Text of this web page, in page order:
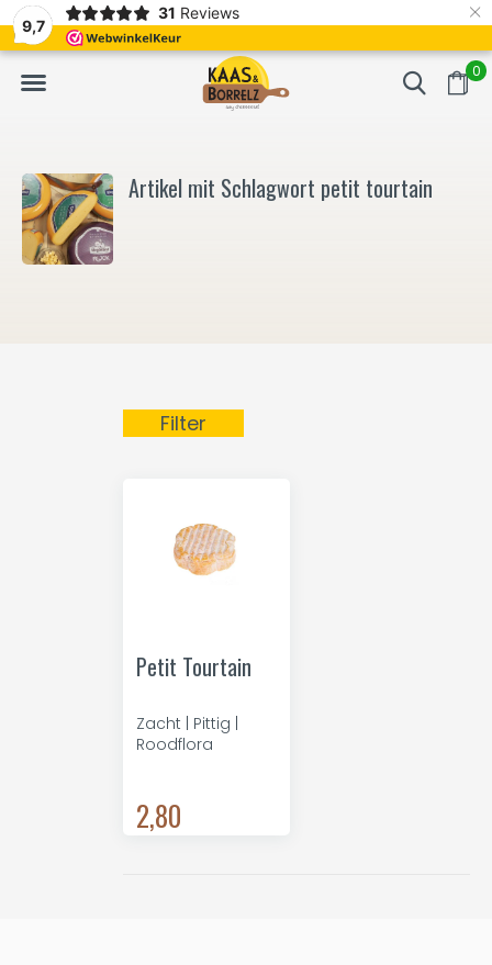
9,7
31 Reviews ×
0
Frisch geschnitten und vakuumverpackt. Meistens Lieferung
Artikel mit Schlagwort petit tourtain
Filter
Petit Tourtain
Zacht | Pittig |
Roodflora
2,80